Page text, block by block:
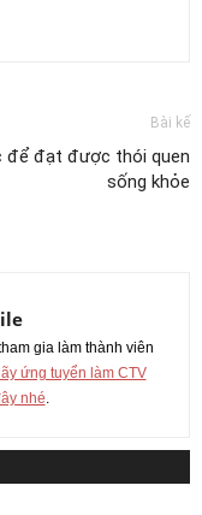
Bài kế
để đạt được thói quen
sống khỏe
gia làm thành viên
ứng tuyển làm CTV
nhé.